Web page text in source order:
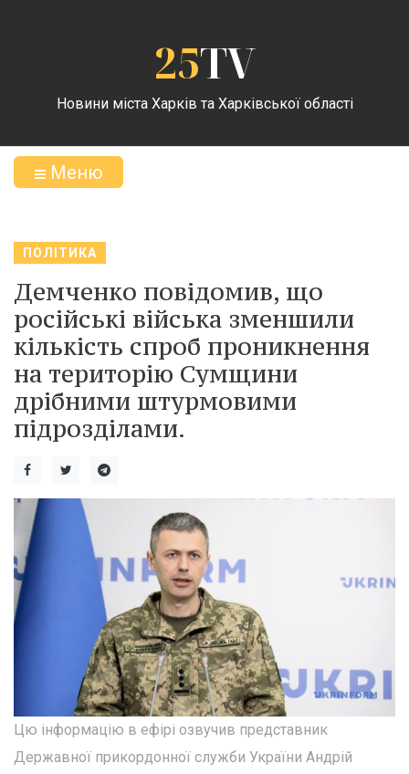
25TV
Новини міста Харків та Харківської області
Меню
ПОЛІТИКА
Демченко повідомив, що
російські війська зменшили
кількість спроб проникнення
на територію Сумщини
дрібними штурмовими
підрозділами.
Цю інформацію в ефірі озвучив представник
Державної прикордонної служби України Андрій